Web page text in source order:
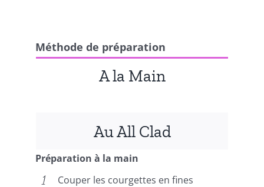
Méthode de préparation
A la Main
Au All Clad
Préparation à la main
Couper les courgettes en fines